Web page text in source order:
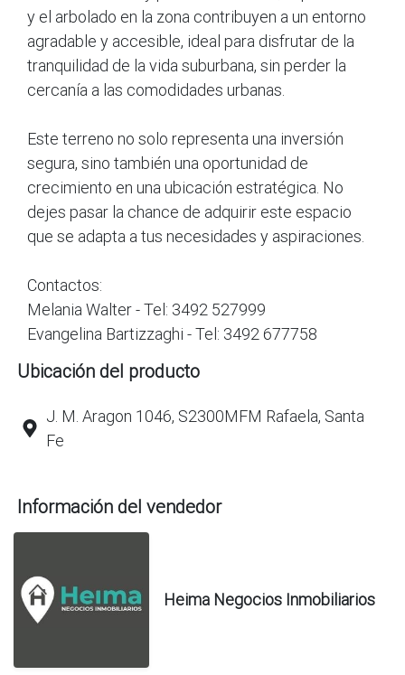
y el arbolado en la zona contribuyen a un entorno
agradable y accesible, ideal para disfrutar de la
tranquilidad de la vida suburbana, sin perder la
cercanía a las comodidades urbanas.
Este terreno no solo representa una inversión
segura, sino también una oportunidad de
crecimiento en una ubicación estratégica. No
dejes pasar la chance de adquirir este espacio
que se adapta a tus necesidades y aspiraciones.
Contactos:
Melania Walter - Tel: 3492 527999
Evangelina Bartizzaghi - Tel: 3492 677758
Ubicación del producto
J. M. Aragon 1046, S2300MFM Rafaela, Santa
Fe
Información del vendedor
Heima Negocios Inmobiliarios